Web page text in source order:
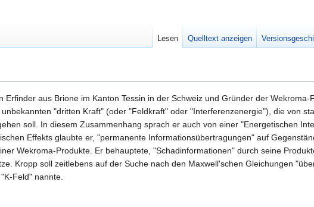
Erfinder aus Brione im Kanton Tessin in der Schweiz und Gründer der Wekroma-
"dritten Kraft" (oder "Feldkraft" oder "Interferenzenergie"), die von
soll. In diesem Zusammenhang sprach er auch von einer "Energetischen
Effekts glaubte er, "permanente Informationsübertragungen" auf
Wekroma-Produkte. Er behauptete, "Schadinformationen" durch seine
Kropp soll zeitlebens auf der Suche nach den Maxwell'schen Gleichungen
Feld" nannte.
Lesen Quelltext anzeigen